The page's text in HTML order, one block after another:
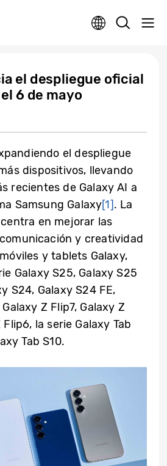
el despliegue oficial
6 de mayo
el despliegue
dispositivos, llevando
recientes de Galaxy AI a
Samsung Galaxy[1]. La
en mejorar las
y creatividad
y tablets Galaxy,
Galaxy S25, Galaxy S25
S24, Galaxy S24 FE,
Z Flip7, Galaxy Z
la serie Galaxy Tab
Tab S10.